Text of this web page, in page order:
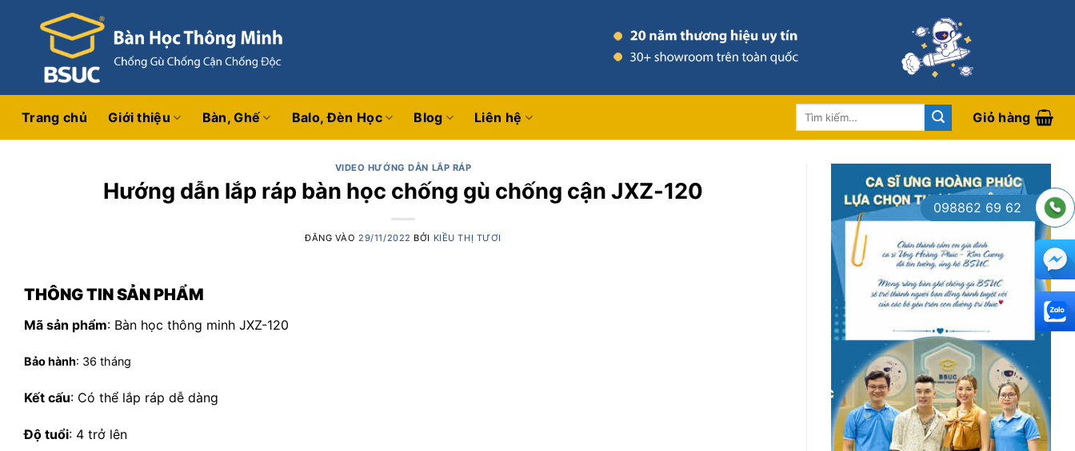
Trang chủ Giới thiệu Bàn, Ghế Balo, Đèn Học Blog Liên hệ
Tìm
Giỏ hàng
VIDEO HƯỚNG DẪN LẮP RÁP
Hướng dẫn lắp ráp bàn học chống gù chống cận JXZ-120
ĐĂNG VÀO 29/11/2022 BỞI KIỀU THỊ TƯƠI
THÔNG TIN SẢN PHẨM
Mã sản phẩm: Bàn học thông minh JXZ-120
Bảo hành: 36 tháng
Kết cấu: Có thể lắp ráp dễ dàng
Độ tuổi: 4 trở lên
098862 69 62